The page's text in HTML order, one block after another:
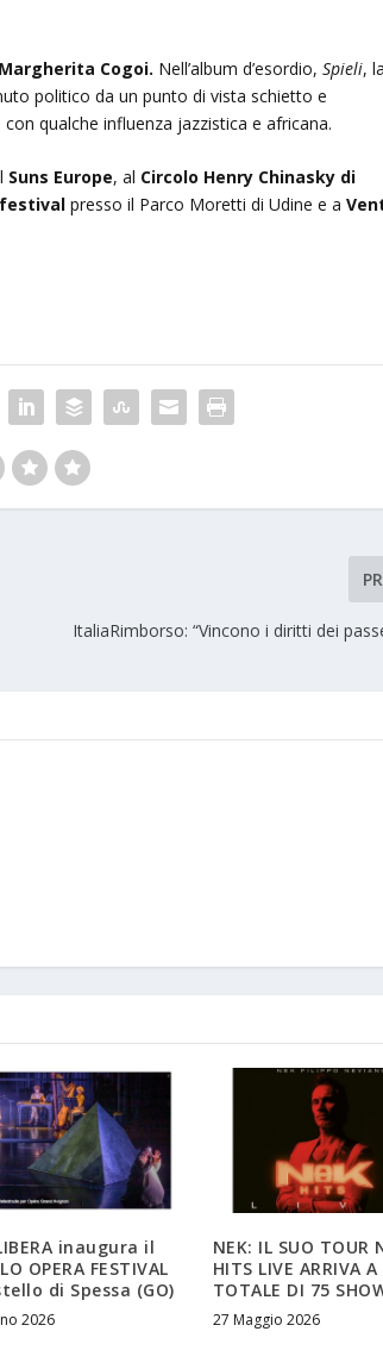
Margherita Cogoi. Nell’album d’esordio,Spieli, la
politico da un punto di vista schietto e
qualche influenza jazzistica e africana.
Suns Europe, al Circolo Henry Chinasky di
presso il Parco Moretti di Udine e a
ItaliaRimborso: “Vincono i diritti dei
inaugura il
OPERA FESTIVAL
di Spessa (GO)
2026
NEK: IL SUO TOUR
HITS LIVE ARRIVA A
TOTALE DI 75
27 Maggio 2026